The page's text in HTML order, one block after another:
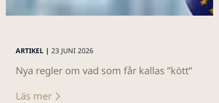
ARTIKEL | 23 JUNI 2026
Nya regler om vad som får kallas ”kött”
Läs mer